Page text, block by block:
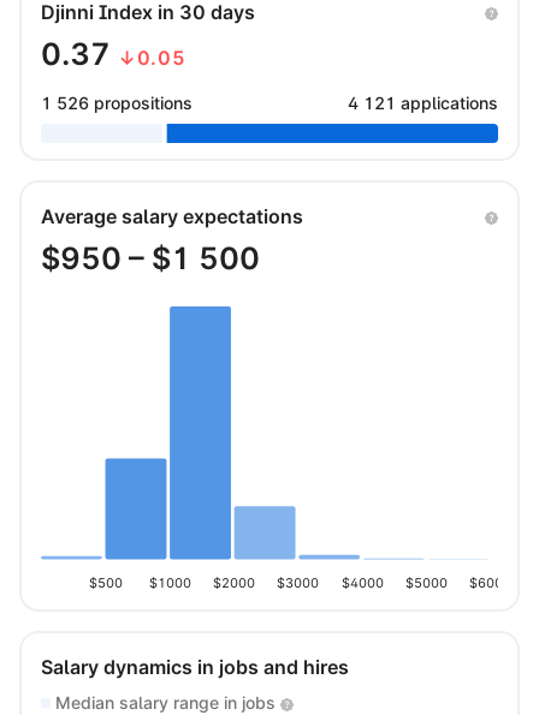
Djinni Index in 30 days
0.37 ↓0.05
1 526 propositions 4 121 applications
Average salary expectations
$950 – $1 500
$500 $1000 $2000 $3000 $4000 $5000 $6000
Salary dynamics in jobs and hires
Median salary range in jobs